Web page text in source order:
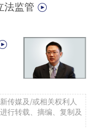
法监管
传媒及/或相关权利人
行转载、摘编、复制及